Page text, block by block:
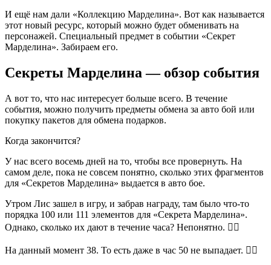
И ещё нам дали «Коллекцию Марделина». Вот как называется
этот новый ресурс, который можно будет обменивать на
персонажей. Специальный предмет в событии «Секрет
Марделина». Забираем его.
Секреты Марделина — обзор события
А вот то, что нас интересует больше всего. В течение
события, можно получить предметы обмена за авто бой или
покупку пакетов для обмена подарков.
Когда закончится?
У нас всего восемь дней на то, чтобы все провернуть. На
самом деле, пока не совсем понятно, сколько этих фрагментов
для «Секретов Марделина» выдается в авто бое.
Утром Лис зашел в игру, и забрав награду, там было что-то
порядка 100 или 111 элементов для «Секрета Марделина».
Однако, сколько их дают в течение часа? Непонятно. 🤷‍♂️
На данный момент 38. То есть даже в час 50 не выпадает. 🤦‍♂️